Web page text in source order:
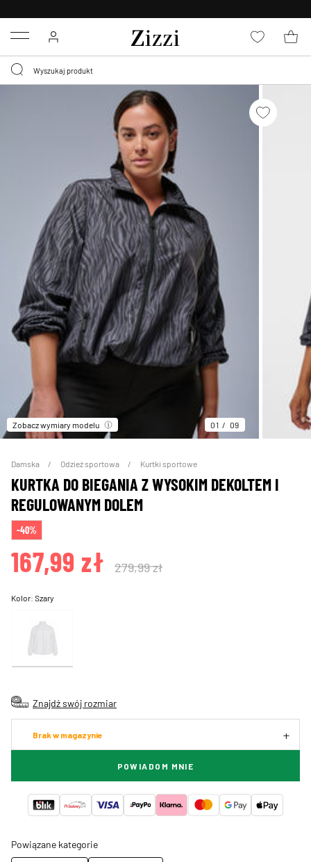
Menu
Zobacz wymiary modelu 01 09
Damska Odzież sportowa Kurtki sportowe
KURTKA DO BIEGANIA Z WYSOKIM DEKOLTEM I
REGULOWANYM DOLEM
-40%
167,99 zł 279,99 zł
Kolor:Szary
Znajdź swój rozmiar
Brak w magazynie
POWIADOM MNIE
Powiązane kategorie